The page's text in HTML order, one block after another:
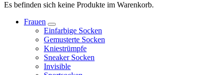
Es befinden sich keine Produkte im Warenkorb.
Frauen
Einfarbige Socken
Gemusterte Socken
Kniestrümpfe
Sneaker Socken
Invisible